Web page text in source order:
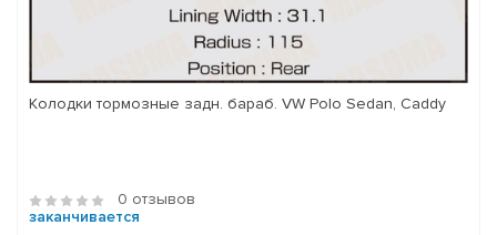
Колодки тормозные задн. бараб. VW Polo Sedan, Caddy
0 отзывов
заканчивается